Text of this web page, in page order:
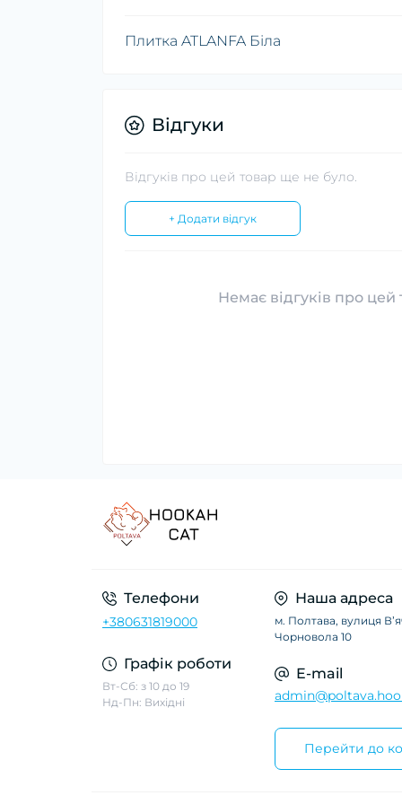
Плитка ATLANFA Біла
Відгуки
Відгуків про цей товар ще не було.
+ Додати відгук
Немає відгуків про цей
Телефони
+380631819000
Графік роботи
Вт-Сб: з 10 до 19
Нд-Пн: Вихідні
Наша адреса
м. Полтава, вулиця
Чорновола 10
E-mail
Перейти до